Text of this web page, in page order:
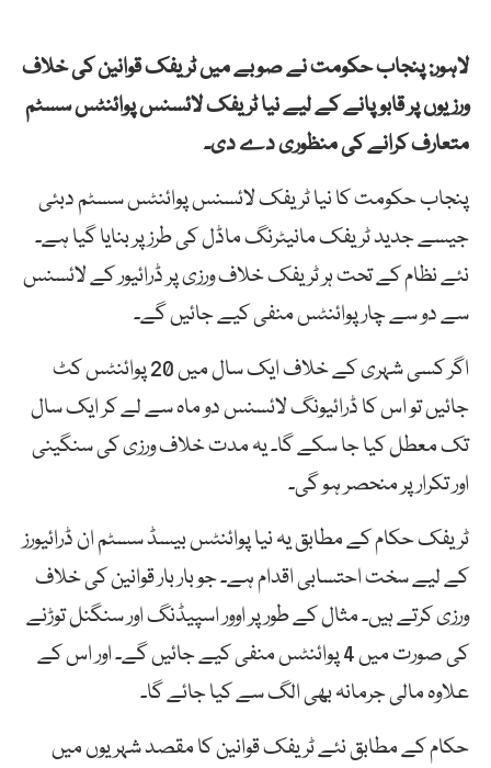
لاہور: پنجاب حکومت نے صوبے میں ٹریفک قوانین کی خلاف
ورزیوں پر قابو پانے کے لیے نیا ٹریفک لائسنس پوائنٹس سسٹم
متعارف کرانے کی منظوری دے دی۔
پنجاب حکومت کا نیا ٹریفک لائسنس پوائنٹس سسٹم دبئی
جیسے جدید ٹریفک مانیٹرنگ ماڈل کی طرز پر بنایا گیا ہے۔
نئے نظام کے تحت ہر ٹریفک خلاف ورزی پر ڈرائیور کے لائسنس
سے دو سے چار پوائنٹس منفی کیے جائیں گے۔
اگر کسی شہری کے خلاف ایک سال میں 20 پوائنٹس کٹ
جائیں تو اس کا ڈرائیونگ لائسنس دو ماہ سے لے کر ایک سال
تک معطل کیا جا سکے گا۔ یہ مدت خلاف ورزی کی سنگینی
اور تکرار پر منحصر ہو گی۔
ٹریفک حکام کے مطابق یہ نیا پوائنٹس بیسڈ سسٹم ان ڈرائیورز
کے لیے سخت احتسابی اقدام ہے۔ جو بار بار قوانین کی خلاف
ورزی کرتے ہیں۔ مثال کے طور پر اوور اسپیڈنگ اور سنگنل توڑنے
کی صورت میں 4 پوائنٹس منفی کیے جائیں گے۔ اور اس کے
علاوہ مالی جرمانہ بھی الگ سے کیا جائے گا۔
حکام کے مطابق نئے ٹریفک قوانین کا مقصد شہریوں میں